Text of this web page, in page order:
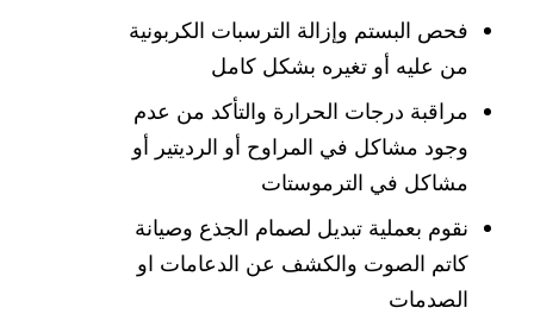
فحص البستم وإزالة الترسبات الكربونية
من عليه أو تغيره بشكل كامل
مراقبة درجات الحرارة والتأكد من عدم
وجود مشاكل في المراوح أو الرديتير أو
مشاكل في الترموستات
نقوم بعملية تبديل لصمام الجذع وصيانة
كاتم الصوت والكشف عن الدعامات او
الصدمات